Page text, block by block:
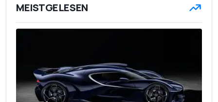
MEISTGELESEN